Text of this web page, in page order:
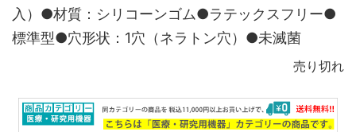
入）●材質：シリコーンゴム●ラテックスフリー●
標準型●穴形状：1穴（ネラトン穴）●未滅菌
売り切れ